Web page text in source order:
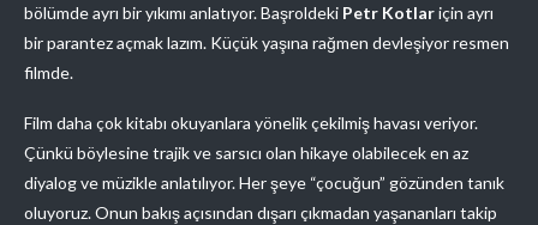
bölümde ayrı bir yıkımı anlatıyor. Başroldeki Petr Kotlariçin ayrı
bir parantez açmak lazım. Küçük yaşına rağmen devleşiyor resmen
filmde.
Film daha çok kitabı okuyanlara yönelik çekilmiş havası veriyor.
Çünkü böylesine trajik ve sarsıcı olan hikaye olabilecek en az
diyalog ve müzikle anlatılıyor. Her şeye “çocuğun” gözünden tanık
oluyoruz. Onun bakış açısından dışarı çıkmadan yaşananları takip